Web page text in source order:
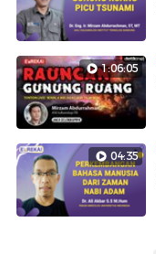
1:06:05
04:35